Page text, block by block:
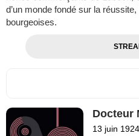
d’un monde fondé sur la
bourgeoises.
Docteur
13 juin 1924